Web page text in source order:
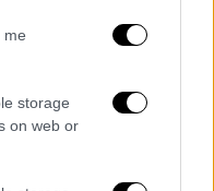
me
storage
on web or
που παρέμεινε
την
πάρει τη μπάλα
το σκορ στην